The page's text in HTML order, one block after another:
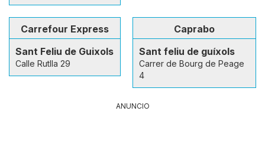
Carrefour Express
Sant Feliu de Guixols
Calle Rutlla 29
Caprabo
Sant feliu de guíxols
Carrer de Bourg de Peage
4
ANUNCIO